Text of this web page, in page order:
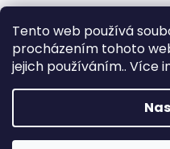
Tento web používá
procházením tohoto
jejich používáním.. Více
Copyright 2026